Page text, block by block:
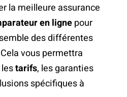
la meilleure assurance
en lignepour
des différentes
vous permettra
tarifs, les garanties
spécifiques à